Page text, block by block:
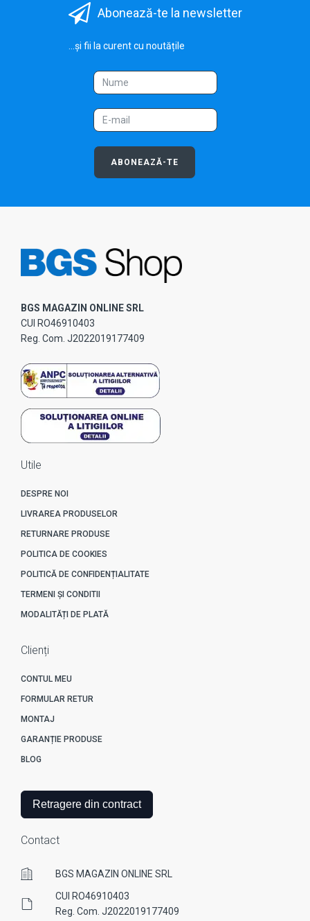
Abonează-te la newsletter
...și fii la curent cu noutățile
ABONEAZĂ-TE
BGS MAGAZIN ONLINE SRL
CUI RO46910403
Reg. Com. J2022019177409
Utile
DESPRE NOI
LIVRAREA PRODUSELOR
RETURNARE PRODUSE
POLITICA DE COOKIES
POLITICĂ DE CONFIDENȚIALITATE
TERMENI ȘI CONDITII
MODALITĂȚI DE PLATĂ
Clienți
CONTUL MEU
FORMULAR RETUR
MONTAJ
GARANȚIE PRODUSE
BLOG
Retragere din contract
Contact
BGS MAGAZIN ONLINE SRL
CUI RO46910403
Reg. Com. J2022019177409